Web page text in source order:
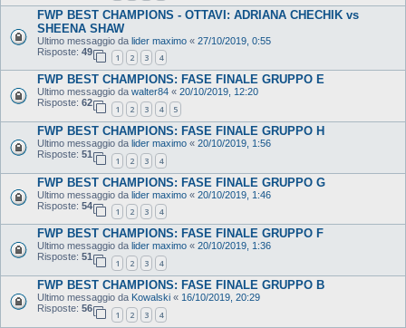
FWP BEST CHAMPIONS - OTTAVI: ADRIANA CHECHIK vs
SHEENA SHAW
Ultimo messaggio da lider maximo « 27/10/2019, 0:55
Risposte: 49
1 2 3 4
FWP BEST CHAMPIONS: FASE FINALE GRUPPO E
Ultimo messaggio da walter84 « 20/10/2019, 12:20
Risposte: 62
1 2 3 4 5
FWP BEST CHAMPIONS: FASE FINALE GRUPPO H
Ultimo messaggio da lider maximo « 20/10/2019, 1:56
Risposte: 51
1 2 3 4
FWP BEST CHAMPIONS: FASE FINALE GRUPPO G
Ultimo messaggio da lider maximo « 20/10/2019, 1:46
Risposte: 54
1 2 3 4
FWP BEST CHAMPIONS: FASE FINALE GRUPPO F
Ultimo messaggio da lider maximo « 20/10/2019, 1:36
Risposte: 51
1 2 3 4
FWP BEST CHAMPIONS: FASE FINALE GRUPPO B
Ultimo messaggio da Kowalski « 16/10/2019, 20:29
Risposte: 56
1 2 3 4